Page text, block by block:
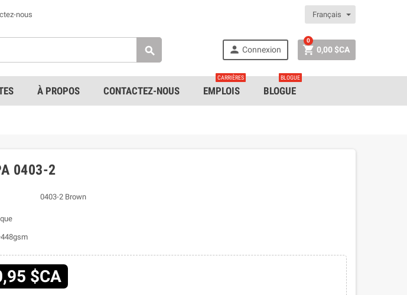
nous Français
  Connexion  0,00 $CA
0
À PROPOS CONTACTEZ-NOUS EMPLOIS
CARRIÈRES
BLOGUE
BLOGUE
0403-2
0403-2 Brown
$CA